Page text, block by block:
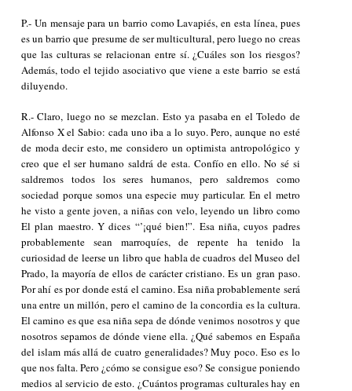
P.- Un mensaje para un barrio como Lavapiés, en esta línea, pues
es un barrio que presume de ser multicultural, pero luego no creas
que las culturas se relacionan entre sí. ¿Cuáles son los riesgos?
Además, todo el tejido asociativo que viene a este barrio se está
diluyendo.
R.- Claro, luego no se mezclan. Esto ya pasaba en el Toledo de
Alfonso X el Sabio: cada uno iba a lo suyo. Pero, aunque no esté
de moda decir esto, me considero un optimista antropológico y
creo que el ser humano saldrá de esta. Confío en ello. No sé si
saldremos todos los seres humanos, pero saldremos como
sociedad porque somos una especie muy particular. En el metro
he visto a gente joven, a niñas con velo, leyendo un libro como
El plan maestro. Y dices “’¡qué bien!”. Esa niña, cuyos padres
probablemente sean marroquíes, de repente ha tenido la
curiosidad de leerse un libro que habla de cuadros del Museo del
Prado, la mayoría de ellos de carácter cristiano. Es un gran paso.
Por ahí es por donde está el camino. Esa niña probablemente será
una entre un millón, pero el camino de la concordia es la cultura.
El camino es que esa niña sepa de dónde venimos nosotros y que
nosotros sepamos de dónde viene ella. ¿Qué sabemos en España
del islam más allá de cuatro generalidades? Muy poco. Eso es lo
que nos falta. Pero ¿cómo se consigue eso? Se consigue poniendo
medios al servicio de esto. ¿Cuántos programas culturales hay en